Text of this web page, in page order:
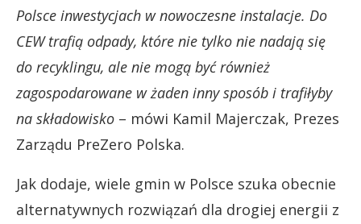
Polsce inwestycjach w nowoczesne instalacje. Do
CEW trafią odpady, które nie tylko nie nadają się
do recyklingu, ale nie mogą być również
zagospodarowane w żaden inny sposób i trafiłyby
na składowisko – mówi Kamil Majerczak, Prezes
Zarządu PreZero Polska.
Jak dodaje, wiele gmin w Polsce szuka obecnie
alternatywnych rozwiązań dla drogiej energii z